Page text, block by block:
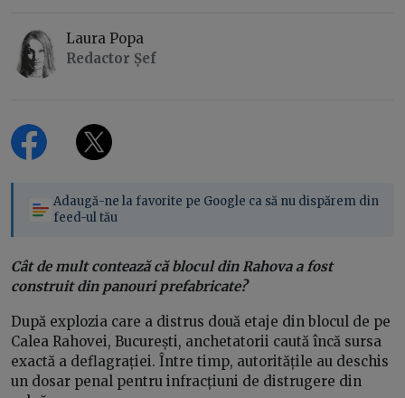
Laura Popa
Redactor Șef
Adaugă-ne la favorite pe Google ca să nu dispărem din
feed-ul tău
Cât de mult contează că blocul din Rahova a fost
construit din panouri prefabricate?
După explozia care a distrus două etaje din blocul de pe
Calea Rahovei, București, anchetatorii caută încă sursa
exactă a deflagrației. Între timp, autoritățile au deschis
un dosar penal pentru infracțiuni de distrugere din